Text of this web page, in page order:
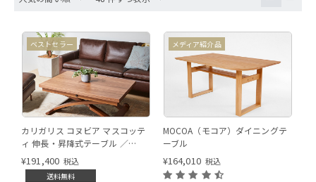
ベストセラー
カリガリス コヌビア マスコッテ
ィ 伸長・昇降式テーブル ／
Calligaris connubia
MASCOTTE[CB490] P201
¥191,400 税込
送料無料
ー:ハニーオーク色
メディア紹介品
MOCOA（モコア）ダイニングテ
ーブル
¥164,010 税込